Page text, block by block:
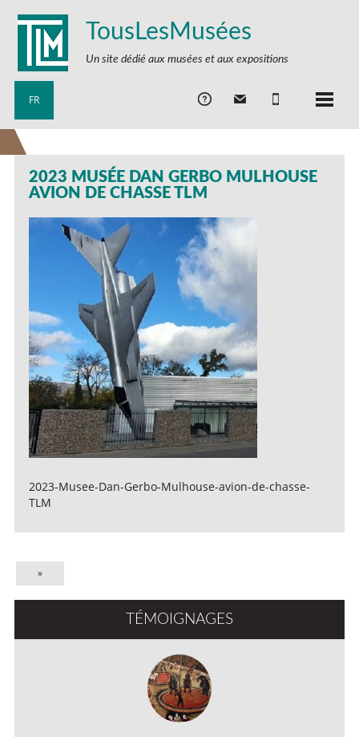
TousLesMusées
Un site dédié aux musées et aux expositions
FR
2023 MUSÉE DAN GERBO MULHOUSE
AVION DE CHASSE TLM
2023-Musee-Dan-Gerbo-Mulhouse-avion-de-chasse-
TLM
»
TÉMOIGNAGES